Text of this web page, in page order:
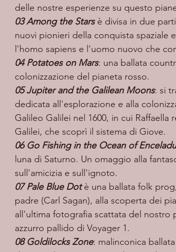
delle nostre esperienze su questo
03 Among the Stars è divisa in due
nuovi pionieri della conquista spaziale
l'homo sapiens e l'uomo nuovo che
04 Potatoes on Mars: una ballata
colonizzazione del pianeta rosso.
05 Jupiter and the Galilean Moons: si
dedicata all'esplorazione e alla
Galileo Galilei nel 1600, in cui
Galilei, che scoprì il sistema di Giove.
06 Go Fishing in the Ocean of
luna di Saturno. Un omaggio alla
sull'amicizia e sull'ignoto.
07 Pale Blue Dot è una ballata folk
padre (Carl Sagan), alla scoperta dei
all'ultima fotografia scattata del nostro
azzurro pallido di Voyager 1.
08 Goldilocks Zone: malinconica